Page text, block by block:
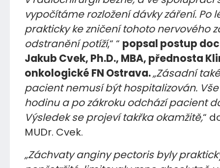
vypočítáme rozložení dávky záření. Po
prakticky ke zničení tohoto nervového
odstranění potíží,“ “ popsal postup
Jakub Cvek, Ph.D., MBA, přednosta
onkologické FN Ostrava.„Zásadní
pacient nemusí být hospitalizován.
hodinu a po zákroku odchází pacient
Výsledek se projeví takřka okamžitě,“
MUDr. Cvek.
„Záchvaty anginy pectoris byly